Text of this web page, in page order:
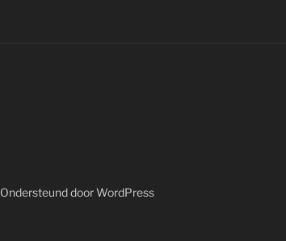
Ondersteund door WordPress